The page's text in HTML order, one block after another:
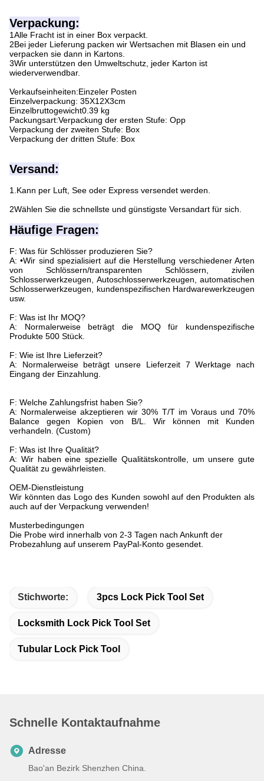
Verpackung:
1Alle Fracht ist in einer Box verpackt.
2Bei jeder Lieferung packen wir Wertsachen mit Blasen ein und
verpacken sie dann in Kartons.
3Wir unterstützen den Umweltschutz, jeder Karton ist
wiederverwendbar.
Verkaufseinheiten:Einzeler Posten
Einzelverpackung: 35X12X3cm
Einzelbruttogewicht0.39 kg
Packungsart:Verpackung der ersten Stufe: Opp
Verpackung der zweiten Stufe: Box
Verpackung der dritten Stufe: Box
Versand:
1.Kann per Luft, See oder Express versendet werden.
2Wählen Sie die schnellste und günstigste Versandart für sich.
Häufige Fragen:
F: Was für Schlösser produzieren Sie?
A: •Wir sind spezialisiert auf die Herstellung verschiedener Arten
von Schlössern/transparenten Schlössern, zivilen
Schlosserwerkzeugen, Autoschlosserwerkzeugen, automatischen
Schlosserwerkzeugen, kundenspezifischen Hardwarewerkzeugen
usw.
F: Was ist Ihr MOQ?
A: Normalerweise beträgt die MOQ für kundenspezifische
Produkte 500 Stück.
F: Wie ist Ihre Lieferzeit?
A: Normalerweise beträgt unsere Lieferzeit 7 Werktage nach
Eingang der Einzahlung.
F: Welche Zahlungsfrist haben Sie?
A: Normalerweise akzeptieren wir 30% T/T im Voraus und 70%
Balance gegen Kopien von B/L. Wir können mit Kunden
verhandeln. (Custom)
F: Was ist Ihre Qualität?
A: Wir haben eine spezielle Qualitätskontrolle, um unsere gute
Qualität zu gewährleisten.
OEM-Dienstleistung
Wir könnten das Logo des Kunden sowohl auf den Produkten als
auch auf der Verpackung verwenden!
Musterbedingungen
Die Probe wird innerhalb von 2-3 Tagen nach Ankunft der
Probezahlung auf unserem PayPal-Konto gesendet.
Stichworte: 3pcs Lock Pick Tool Set
Locksmith Lock Pick Tool Set
Tubular Lock Pick Tool
Schnelle Kontaktaufnahme
Adresse
Bao'an Bezirk Shenzhen China.